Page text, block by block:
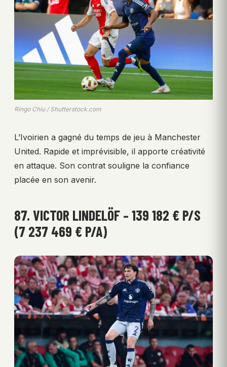
Ringo Chiu / Shutterstock.com
L’Ivoirien a gagné du temps de jeu à Manchester
United. Rapide et imprévisible, il apporte créativité
en attaque. Son contrat souligne la confiance
placée en son avenir.
87. VICTOR LINDELÖF – 139 182 € P/S
(7 237 469 € P/A)